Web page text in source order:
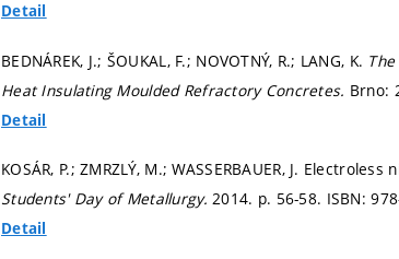
Detail
BEDNÁREK, J.; ŠOUKAL, F.; NOVOTNÝ, R.; LANG, K.
Heat Insulating Moulded Refractory Concretes. Brno:
Detail
KOSÁR, P.; ZMRZLÝ, M.; WASSERBAUER, J.
Students' Day of Metallurgy.2014. p. 56-58. ISBN:
Detail